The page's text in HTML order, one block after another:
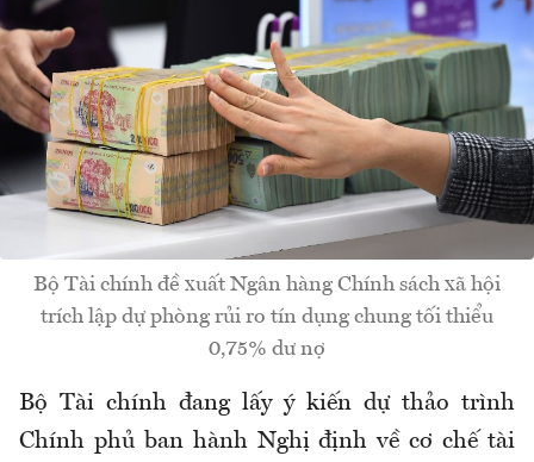
Bộ Tài chính đề xuất Ngân hàng Chính sách xã hội
trích lập dự phòng rủi ro tín dụng chung tối thiểu
0,75% dư nợ
Bộ Tài chính đang lấy ý kiến dự thảo trình
Chính phủ ban hành Nghị định về cơ chế tài